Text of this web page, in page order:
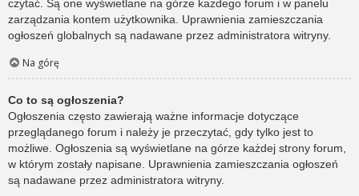
czytać. Są one wyświetlane na górze każdego forum i w panelu
zarządzania kontem użytkownika. Uprawnienia zamieszczania
ogłoszeń globalnych są nadawane przez administratora witryny.
Na górę
Co to są ogłoszenia?
Ogłoszenia często zawierają ważne informacje dotyczące
przeglądanego forum i należy je przeczytać, gdy tylko jest to
możliwe. Ogłoszenia są wyświetlane na górze każdej strony forum,
w którym zostały napisane. Uprawnienia zamieszczania ogłoszeń
są nadawane przez administratora witryny.